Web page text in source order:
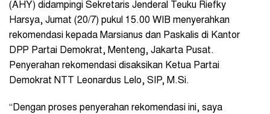
(AHY) didampingi Sekretaris Jenderal Teuku Riefky
Harsya, Jumat (20/7) pukul 15.00 WIB menyerahkan
rekomendasi kepada Marsianus dan Paskalis di Kantor
DPP Partai Demokrat, Menteng, Jakarta Pusat.
Penyerahan rekomendasi disaksikan Ketua Partai
Demokrat NTT Leonardus Lelo, SIP, M.Si.
“Dengan proses penyerahan rekomendasi ini, saya